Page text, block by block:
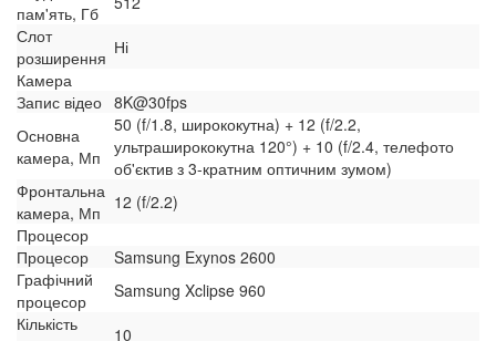
пам'ять, Гб
Слот
розширення Ні
Камера
Запис відео 8K@30fps
Основна
камера, Мп
50 (f/1.8, ширококутна) + 12 (f/2.2,
ультраширококутна 120°) + 10 (f/2.4, телефото
об'єктив з 3-кратним оптичним зумом)
Фронтальна
камера, Мп
12 (f/2.2)
Процесор
Процесор
Samsung Exynos 2600
Графічний
процесор
Samsung Xclipse 960
Кількість
10